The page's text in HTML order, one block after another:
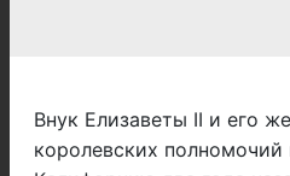
Внук Елизаветы II и его
королевских полномочий